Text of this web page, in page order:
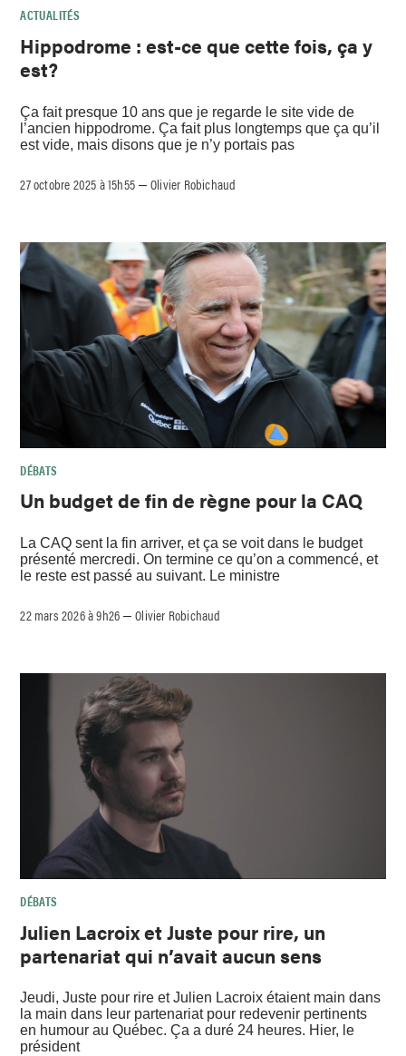
ACTUALITÉS
Hippodrome : est-ce que cette fois, ça y
est?
Ça fait presque 10 ans que je regarde le site vide de
l’ancien hippodrome. Ça fait plus longtemps que ça qu’il
est vide, mais disons que je n’y portais pas
27 octobre 2025 à 15h55 –Olivier Robichaud
DÉBATS
Un budget de fin de règne pour la CAQ
La CAQ sent la fin arriver, et ça se voit dans le budget
présenté mercredi. On termine ce qu’on a commencé, et
le reste est passé au suivant. Le ministre
22 mars 2026 à 9h26 –Olivier Robichaud
DÉBATS
Julien Lacroix et Juste pour rire, un
partenariat qui n’avait aucun sens
Jeudi, Juste pour rire et Julien Lacroix étaient main dans
la main dans leur partenariat pour redevenir pertinents
en humour au Québec. Ça a duré 24 heures. Hier, le
président